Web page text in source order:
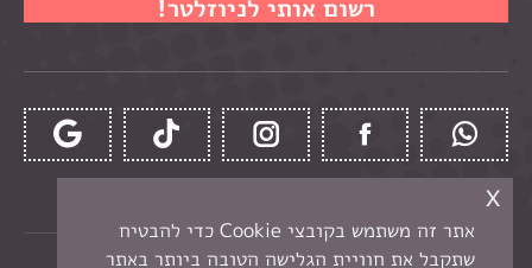
כל הזכויות שמורות לקרן -חנות יצירה בנתניה
אתר זה משתמש בקובצי Cookie כדי להבטיח
שתקבל את חוויית הגלישה הטובה ביותר באתר
x